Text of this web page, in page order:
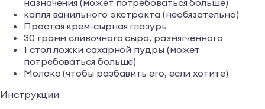
назначения (может потребоваться больше)
капля ванильного экстракта (необязательно)
Простая крем-сырная глазурь
30 грамм сливочного сыра, размягченного
1 стол ложки сахарной пудры (может
потребоваться больше)
Молоко (чтобы разбавить его, если хотите)
Инструкции